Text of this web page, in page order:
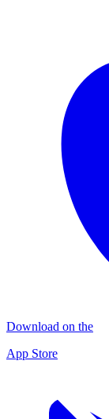
Download on the
App Store